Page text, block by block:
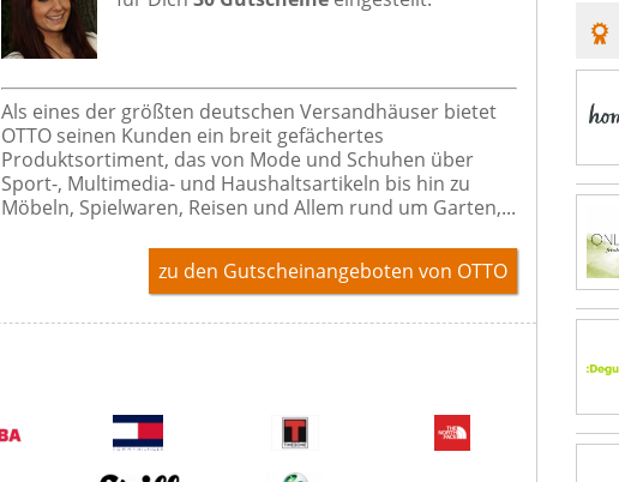
Als eines der größten deutschen Versandhäuser bietet
OTTO seinen Kunden ein breit gefächertes
Produktsortiment, das von Mode und Schuhen über
Sport-, Multimedia- und Haushaltsartikeln bis hin zu
Möbeln, Spielwaren, Reisen und Allem rund um Garten,...
zu den Gutscheinangeboten von OTTO